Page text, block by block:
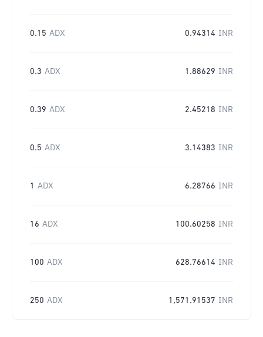
0.15 ADX 0.94314 INR
0.3 ADX 1.88629 INR
0.39 ADX 2.45218 INR
0.5 ADX 3.14383 INR
1 ADX 6.28766 INR
16 ADX 100.60258 INR
100 ADX 628.76614 INR
250 ADX 1,571.91537 INR